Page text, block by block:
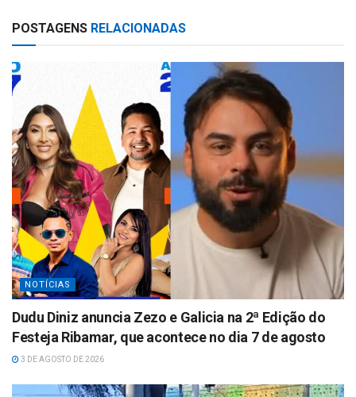
s
p
e
POSTAGENS RELACIONADAS
NOTÍCIAS
Dudu Diniz anuncia Zezo e Galicia na 2ª Edição do
Festeja Ribamar, que acontece no dia 7 de agosto
3 DE AGOSTO DE 2026